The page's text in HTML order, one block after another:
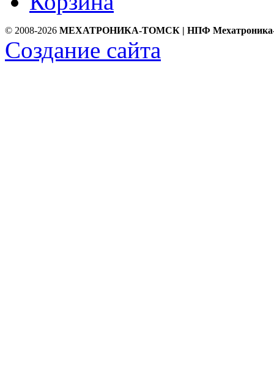
© 2008-2026 МЕХАТРОНИКА-ТОМСК | НПФ
Создание сайта